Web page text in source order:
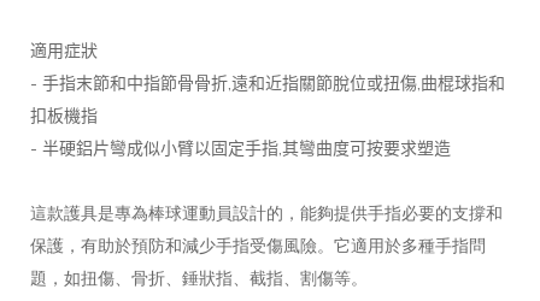
適用症狀
- 手指末節和中指節骨骨折,遠和近指關節脫位或扭傷,曲棍球指和
扣板機指
- 半硬鋁片彎成似小臂以固定手指,其彎曲度可按要求塑造
這款護具是專為棒球運動員設計的，能夠提供手指必要的支撐和
保護，有助於預防和減少手指受傷風險。它適用於多種手指問
題，如扭傷、骨折、錘狀指、截指、割傷等。